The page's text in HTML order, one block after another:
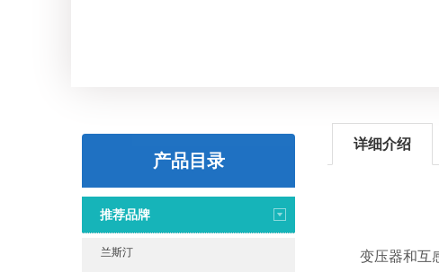
产品目录
推荐品牌
兰斯汀
详细介绍
变压器和互感